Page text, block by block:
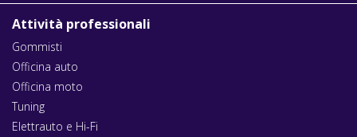
Attività professionali
Gommisti
Officina auto
Officina moto
Tuning
Elettrauto e Hi-Fi